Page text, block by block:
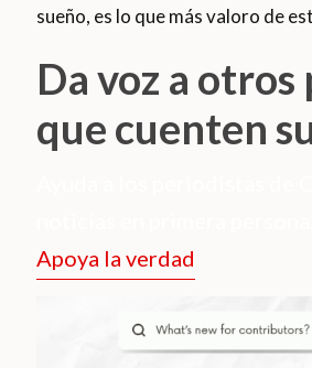
sueño, es lo que más valoro de
Da voz a otros
que cuenten
Apoya la verdad